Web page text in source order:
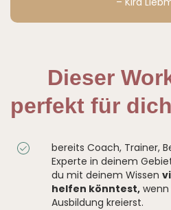
Dieser
perfekt für
bereits Coach, Trainer,
Experte in deinem
du mit deinem Wissen
helfen könntest,
Ausbildung kreierst.